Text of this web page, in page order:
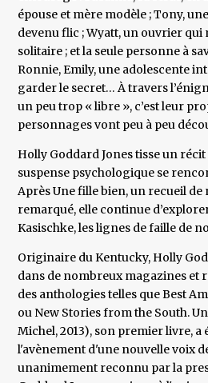
épouse et mère modèle ; Tony,
devenu flic ; Wyatt, un ouvrier qui
solitaire ; et la seule personne à
Ronnie, Emily, une adolescente
garder le secret… À travers
un peu trop « libre », c’est leur
personnages vont peu à peu
Holly Goddard Jones tisse un
suspense psychologique se
Après Une fille bien, un recueil de
remarqué, elle continue
Kasischke, les lignes de faille de
Originaire du Kentucky, Holly
dans de nombreux magazines et
des anthologies telles que Best
ou New Stories from the South.
Michel, 2013), son premier livre, a
l'avènement d'une nouvelle voix
unanimement reconnu par la